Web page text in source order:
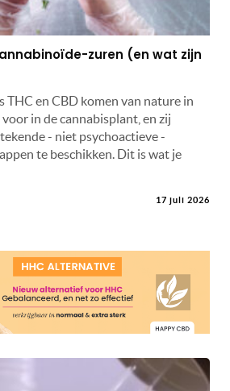
zuren (en wat zijn
THC en CBD komen van nature in
in de cannabisplant, en zij
- niet psychoactieve -
te beschikken. Dit is wat je
17 juli 2026